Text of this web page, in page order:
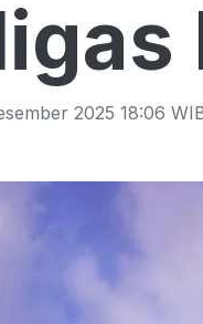
2025 18:06